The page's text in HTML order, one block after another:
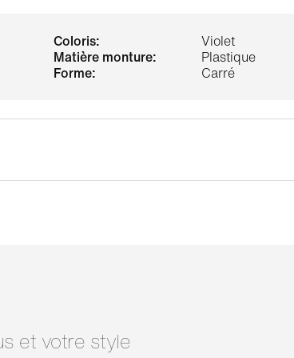
coloris:
Violet
matière monture:
Plastique
forme: Carré
et votre style